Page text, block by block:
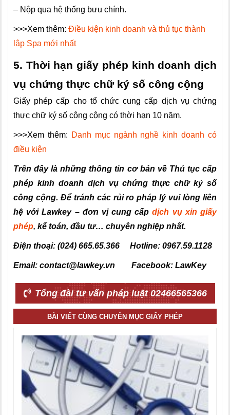
– Nộp qua hệ thống bưu chính.
>>>Xem thêm: Điều kiện kinh doanh và thủ tục thành
lập Spa mới nhất
5. Thời hạn giấy phép kinh doanh dịch
vụ chứng thực chữ ký số công cộng
Giấy phép cấp cho tổ chức cung cấp dịch vụ chứng
thực chữ ký số công cộng có thời hạn 10 năm.
>>>Xem thêm: Danh mục ngành nghề kinh doanh có
điều kiện
Trên đây là những thông tin cơ bản về Thủ tục cấp
phép kinh doanh dịch vụ chứng thực chữ ký số
công cộng. Để tránh các rủi ro pháp lý vui lòng liên
hệ với Lawkey – đơn vị cung cấp dịch vụ xin giấy
phép, kế toán, đầu tư… chuyên nghiệp nhất.
Điện thoại: (024) 665.65.366 Hotline: 0967.59.1128
Email: contact@lawkey.vn Facebook: LawKey
Tổng đài tư vấn pháp luật 02466565366
BÀI VIẾT CÙNG CHUYÊN MỤC GIẤY PHÉP